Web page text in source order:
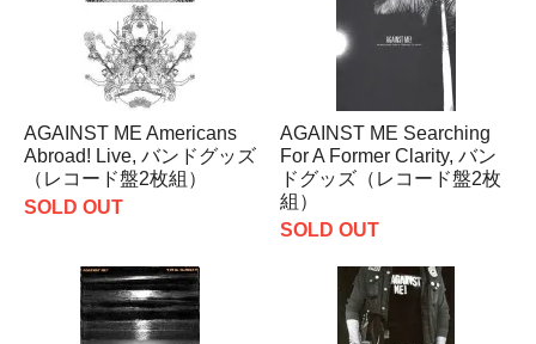
AGAINST ME Americans
Abroad! Live, バンドグッズ
（レコード盤2枚組）
SOLD OUT
AGAINST ME Searching
For A Former Clarity, バン
ドグッズ（レコード盤2枚
組）
SOLD OUT